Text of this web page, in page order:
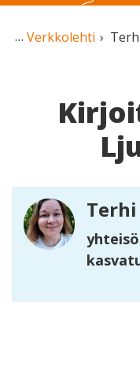
Verkkolehti